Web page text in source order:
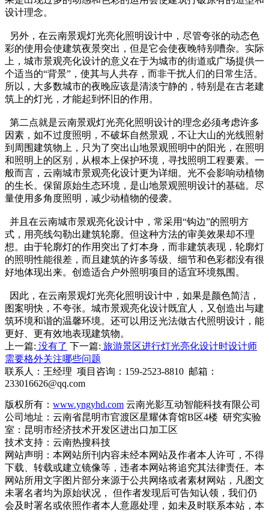
设计理念。
另外，在云南景观灯光亮化照明设计中，尽管夸张的动态色
彩的使用会使建筑夜景突出，但是它会使夜晚特别嘈杂。实际
上，城市景观亮化设计的意义在于为城市的街道或广场提供一
个适当的“背景”，使其与人共存，而非干扰人们的日常生活。
所以，大多数城市的夜晚应该是清淡宁静的，特别是在古老建
筑上的灯光，才能起到怀旧的作用。
第二点就是云南景观灯光亮化照明设计的理念必须考虑许多
因素，如不过度照明，不破坏自然景观，不让大山的光线照射
到周围建筑物上，只为了突出山地景观照明中的阳光，在照明
和照明上的区别，从根本上保护环境，寻找照明工程要素。一
般而言，云南城市景观亮化设计更为详细。光不会影响动植物
的生长。保留原始生态环境，是山地景观照明设计的基础。尽
量使用多角度照明，减少动植物的侵袭。
并且在云南城市景观亮化设计中，常采用“钩边”的照明方
式，用亮线勾勒出建筑轮廓。但这种方法的审美效果却不理
想。由于轮廓灯的作用突出了灯本身，而非建筑表现，轮廓灯
的照明性能很差，而且建筑的许多等级、细节和色彩都没有很
好地体现出来。创造适合户外照明项目的适宜环境氛围。
因此，在云南景观灯光亮化照明设计中，如果是颜色简洁，
图案明快，不夸张。城市景观亮化设计既宜人，又创造出与建
筑环境和谐的温馨环境。还可以用泛光法做古代照明设计，能
更好、更有效地表现建筑物。
上一篇: 没有了 下一篇: 旅游景区进行灯光亮化设计时设计师
需要格外关注哪些问题
联系人：王经理 项目咨询：159-2523-8810 邮箱：
233016626@qq.com
版权所有： www.yngyhd.com 云南光影互动智能科技有限公司
公司地址：云南省昆明市官渡区星耀体育馆B区4楼 研究实验
室：昆明市经济技术开发区进出口加工区
技术支持：云南热搜科技
网站声明：本网站所刊内容未经本网站及作者本人许可，不得
下载、转载或建立镜像等，违者本网站将追究其法律责任。本
网站所用文字图片部分来源于公共网络或者素材网站，凡图文
未署名者均为原始状况， 但作者发现后可告知认领，我们仍
会及时署名或依照作者本人意愿处理，如未及时联系本站，本